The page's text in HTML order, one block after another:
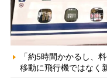
「約5時間かかるし、
移動に飛行機ではなく